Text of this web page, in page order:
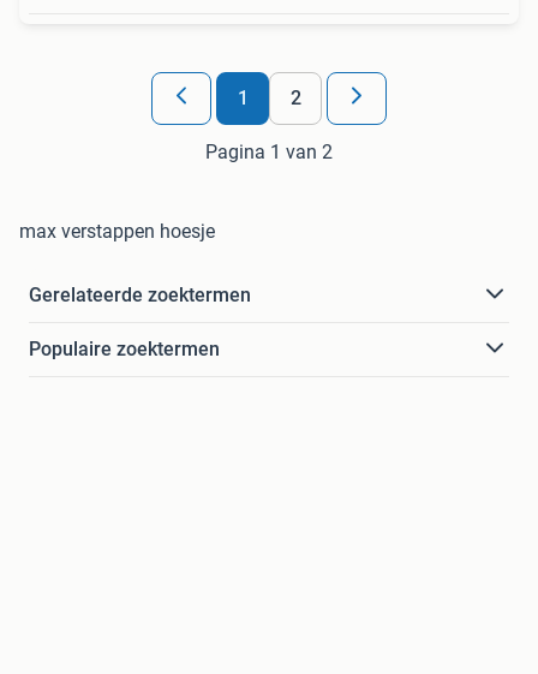
1 2
Pagina 1 van 2
max verstappen hoesje
Gerelateerde zoektermen
Populaire zoektermen